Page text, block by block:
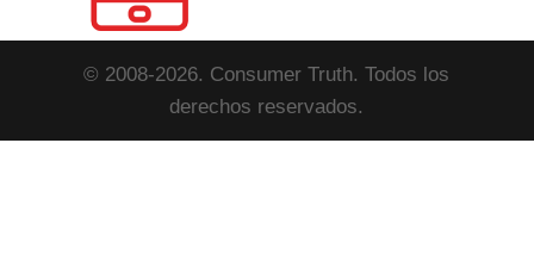
© 2008-2026. Consumer Truth. Todos los
derechos reservados.